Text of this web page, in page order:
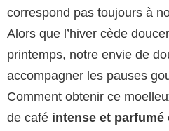
correspond pas toujours à
Alors que l’hiver cède
printemps, notre envie de
accompagner les pauses
Comment obtenir ce
de café intense et parfumé